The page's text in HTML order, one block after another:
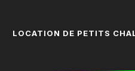
LOCATION DE PETITS